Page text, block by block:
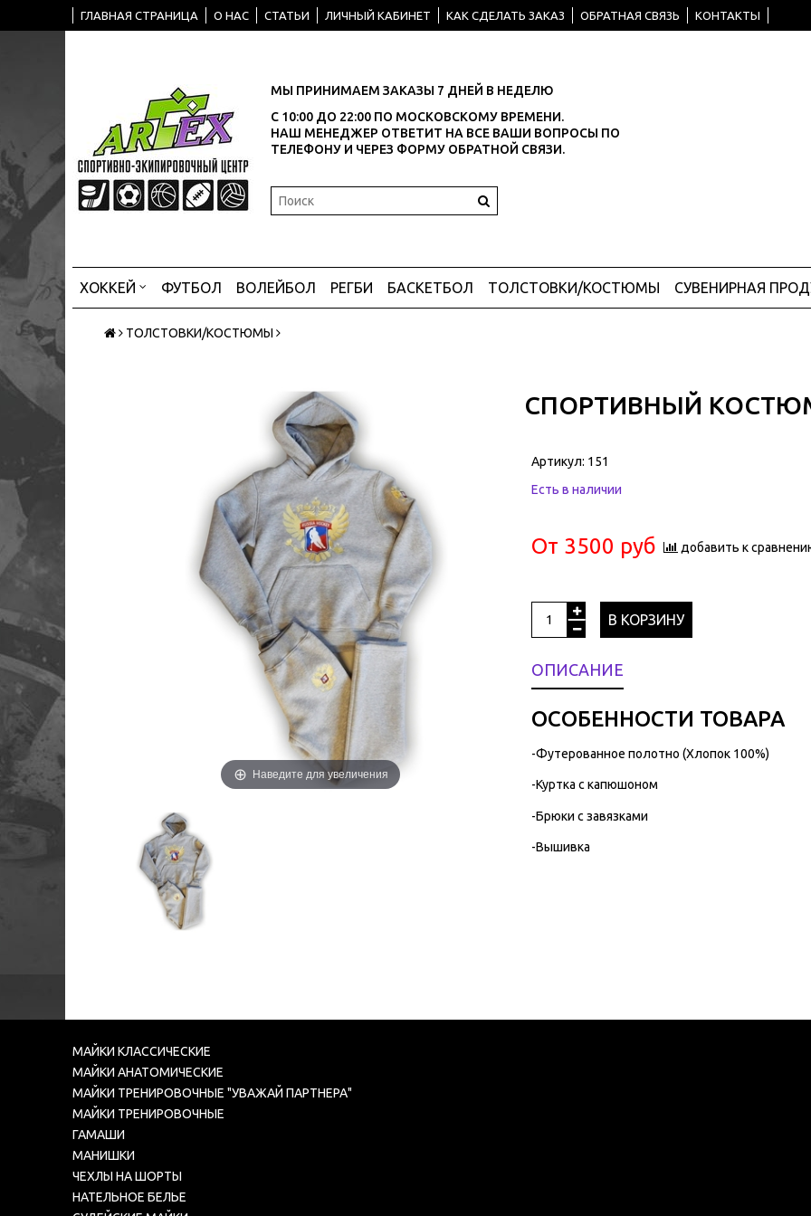
ГЛАВНАЯ СТРАНИЦА О НАС СТАТЬИ ЛИЧНЫЙ КАБИНЕТ КАК СДЕЛАТЬ ЗАКАЗ ОБРАТНАЯ СВЯЗЬ КОНТАКТЫ
МЫ ПРИНИМАЕМ ЗАКАЗЫ 7 ДНЕЙ В НЕДЕЛЮ
С 10:00 ДО 22:00 ПО МОСКОВСКОМУ ВРЕМЕНИ.
НАШ МЕНЕДЖЕР ОТВЕТИТ НА ВСЕ ВАШИ ВОПРОСЫ ПО
ТЕЛЕФОНУ И ЧЕРЕЗ ФОРМУ ОБРАТНОЙ СВЯЗИ.
ХОККЕЙ ФУТБОЛ ВОЛЕЙБОЛ РЕГБИ БАСКЕТБОЛ ТОЛСТОВКИ/КОСТЮМЫ СУВЕНИРНАЯ
ТОЛСТОВКИ/КОСТЮМЫ
СПОРТИВНЫЙ
Наведите для увеличения
Артикул: 151
Есть в наличии
От 3500 руб добавить к
В КОРЗИНУ
ОПИСАНИЕ
ОСОБЕННОСТИ ТОВАРА
-Футерованное полотно (Хлопок 100%)
-Куртка с капюшоном
-Брюки с завязками
-Вышивка
МАЙКИ КЛАССИЧЕСКИЕ
МАЙКИ АНАТОМИЧЕСКИЕ
МАЙКИ ТРЕНИРОВОЧНЫЕ "УВАЖАЙ ПАРТНЕРА"
МАЙКИ ТРЕНИРОВОЧНЫЕ
ГАМАШИ
МАНИШКИ
ЧЕХЛЫ НА ШОРТЫ
НАТЕЛЬНОЕ БЕЛЬЕ